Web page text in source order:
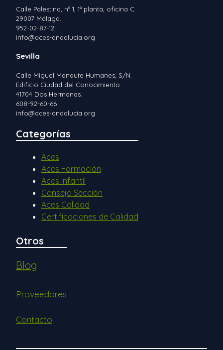
Calle Palestina, nº 1, 1ª planta, oficina C.
29007 Málaga.
952-02-87-12
info@aces-andalucia.org
Sevilla
Calle Miguel Manaute Humanes, S/N.
Edificio Ciudad del Conocimiento.
41704 Dos Hermanas.
608-92-60-66
info@aces-andalucia.org
Categorías
Aces
Aces Formación
Aces Infantil
Consejo Sección
Aces Calidad
Certificaciones de Calidad
Otros
Blog
Proveedores
Contacto